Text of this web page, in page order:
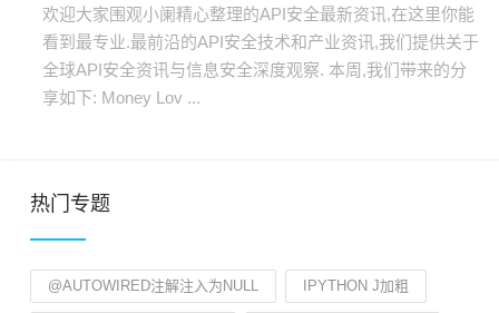
欢迎大家围观小阑精心整理的API安全最新资讯,在这里你能
看到最专业.最前沿的API安全技术和产业资讯,我们提供关于
全球API安全资讯与信息安全深度观察. 本周,我们带来的分
享如下: Money Lov ...
热门专题
@AUTOWIRED注解注入为NULL IPYTHON J加粗